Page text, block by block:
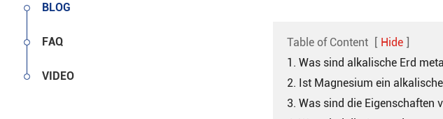
BLOG
FAQ
VIDEO
Table of Content [ Hide ]
1. Was sind alkalische Erd
2. Ist Magnesium ein
3. Was sind die Eigenschaften